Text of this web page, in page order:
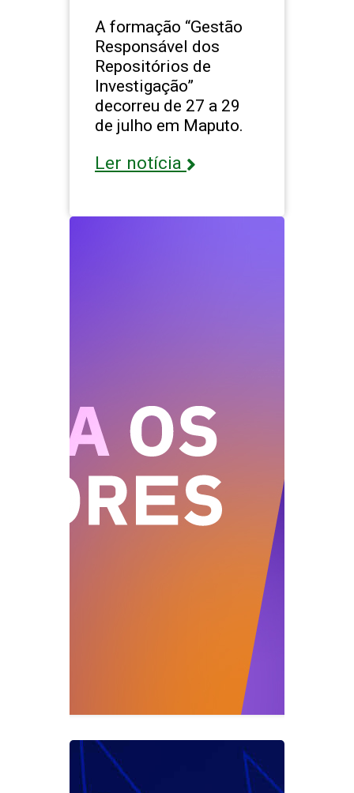
A formação “Gestão
Responsável dos
Repositórios de
Investigação”
decorreu de 27 a 29
de julho em Maputo.
Ler notícia